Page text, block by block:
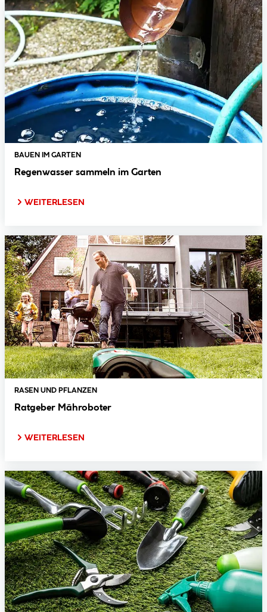
BAUEN IM GARTEN
Regenwasser sammeln im Garten
WEITERLESEN
RASEN UND PFLANZEN
Ratgeber Mähroboter
WEITERLESEN